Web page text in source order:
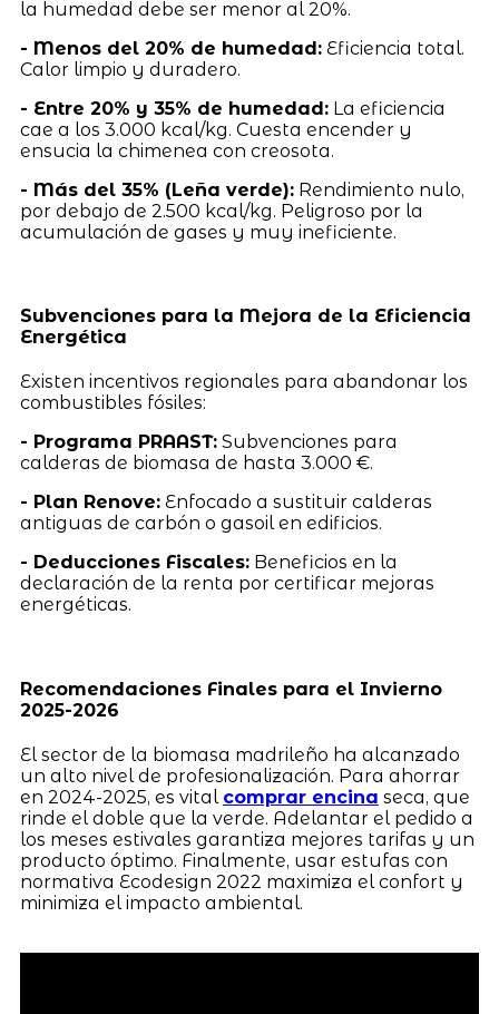
la humedad debe ser menor al 20%.
- Menos del 20% de humedad:Eficiencia total.
Calor limpio y duradero.
- Entre 20% y 35% de humedad:La eficiencia
cae a los 3.000 kcal/kg. Cuesta encender y
ensucia la chimenea con creosota.
- Más del 35% (Leña verde):Rendimiento nulo,
por debajo de 2.500 kcal/kg. Peligroso por la
acumulación de gases y muy ineficiente.
Subvenciones para la Mejora de la Eficiencia
Energética
Existen incentivos regionales para abandonar los
combustibles fósiles:
- Programa PRAAST:Subvenciones para
calderas de biomasa de hasta 3.000 €.
- Plan Renove:Enfocado a sustituir calderas
antiguas de carbón o gasoil en edificios.
- Deducciones Fiscales:Beneficios en la
declaración de la renta por certificar mejoras
energéticas.
Recomendaciones Finales para el Invierno
2025-2026
El sector de la biomasa madrileño ha alcanzado
un alto nivel de profesionalización. Para ahorrar
en 2024-2025, es vital comprar encina seca, que
rinde el doble que la verde. Adelantar el pedido a
los meses estivales garantiza mejores tarifas y un
producto óptimo. Finalmente, usar estufas con
normativa Ecodesign 2022 maximiza el confort y
minimiza el impacto ambiental.